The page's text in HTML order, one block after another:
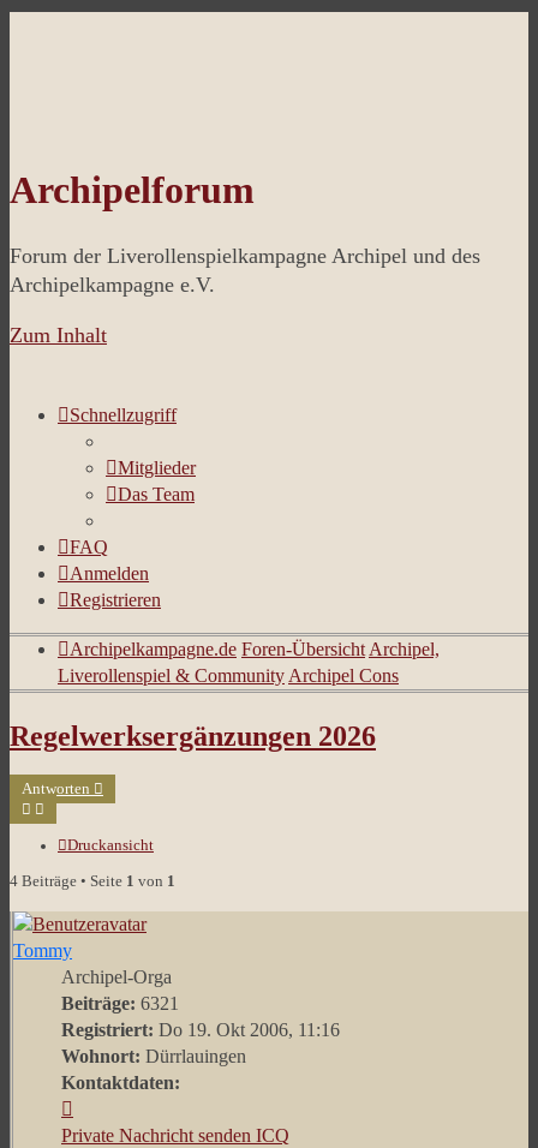
Archipelforum
Forum der Liverollenspielkampagne Archipel und des
Archipelkampagne e.V.
Zum Inhalt
Schnellzugriff
Mitglieder
Das Team
FAQ
Anmelden
Registrieren
Archipelkampagne.de Foren-Übersicht Archipel,
Liverollenspiel & Community Archipel Cons
Regelwerksergänzungen 2026
Antworten
Druckansicht
4 Beiträge • Seite 1 von 1
Tommy
Archipel-Orga
Beiträge: 6321
Registriert: Do 19. Okt 2006, 11:16
Wohnort: Dürrlauingen
Kontaktdaten:
von
Private Nachricht senden ICQ